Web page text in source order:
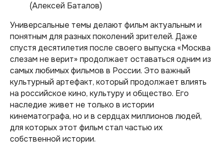
(Алексей Баталов)
Универсальные темы делают фильм актуальным и
понятным для разных поколений зрителей. Даже
спустя десятилетия после своего выпуска «Москва
слезам не верит» продолжает оставаться одним из
самых любимых фильмов в России. Это важный
культурный артефакт, который продолжает влиять
на российское кино, культуру и общество. Его
наследие живет не только в истории
кинематографа, но и в сердцах миллионов людей,
для которых этот фильм стал частью их
собственной истории.